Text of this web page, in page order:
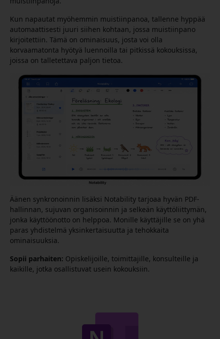
Kun napautat myöhemmin muistiinpanoa, tallenne hyppää
automaattisesti juuri siihen kohtaan, jossa muistiinpano
kirjoitettiin. Tämä on ominaisuus, josta voi olla
korvaamatonta hyötyä luennoilla tai pitkissä kokouksissa,
joissa on talletettava paljon tietoa.
Äänen synkronoinnin lisäksi Notability tarjoaa hyvän PDF-
hallinnan, sujuvan organisoinnin ja selkeän käyttöliittymän,
jonka käyttöönotto on helppoa. Monille käyttäjille se on yhä
paras yhdistelmä yksinkertaisuutta ja tehokkaita
ominaisuuksia.
Sopii parhaiten: Opiskelijoille, toimittajille, konsulteille ja
kaikille, jotka osallistuvat usein kokouksiin.